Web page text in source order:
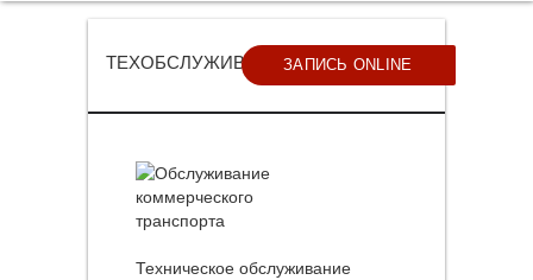
ТЕХОБСЛУЖИВАНИЕ
Техническое обслуживание